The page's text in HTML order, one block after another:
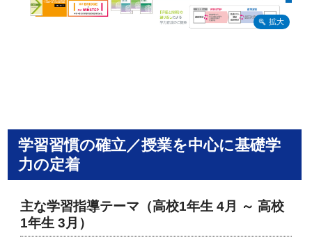
学習習慣の確立／授業を中心に基礎学
力の定着
主な学習指導テーマ（高校1年生 4月 ～ 高校
1年生 3月）